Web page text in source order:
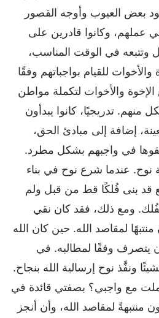
بعض العيوب وأوجه القصور
عملهم، وكانوا قادرين على
وتتبعه في الوقت المناسب،
للقيام بواجباتهم وفقًا
الإخوة والأخوات لتكملة مواطن
منهم. تدريجيًا، كانوا يبدأون
إضافة إلى مبادئ الحق،
في واجبهم بشكل مطرد.
نوح. عندما شرع نوح في بناء
قد بنى فُلكًا قط من قبل ولم
ومع ذلك، فقد كان نقي
لمقاصد الله. حين كان الله
يتصرف وفقًا لمطالبه. في
ونفَّذ نوح إرسالية الله بنجاح.
مع واجبي؟ بصفتي قائدة في
منتبهةً لمقاصد الله، وأن أنجز